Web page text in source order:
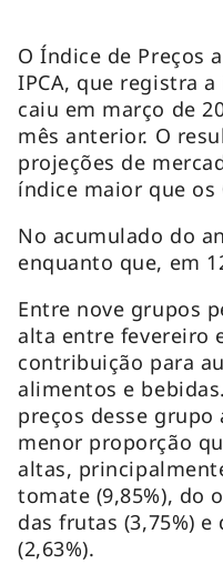
O Índice de Preços
IPCA, que registra
caiu em março de
mês anterior. O
projeções de
índice maior que os
No acumulado do
enquanto que, em
Entre nove grupos
alta entre fevereiro
contribuição para
alimentos e
preços desse grupo
menor proporção
altas,
tomate (9,85%), do
das frutas (3,75%)
(2,63%).